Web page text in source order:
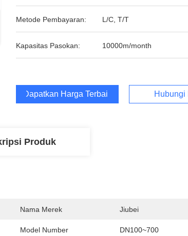
Metode Pembayaran: L/C, T/T
Kapasitas Pasokan: 10000m/month
Dapatkan Harga Terbaik Hubungi
Produk
Nama Merek Jiubei
Model Number DN100~700